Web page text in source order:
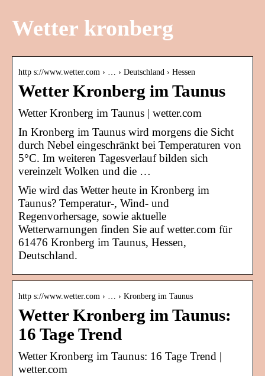
Wetter kronberg
http s://www.wetter.com › … › Deutschland › Hessen
Wetter Kronberg im Taunus
Wetter Kronberg im Taunus | wetter.com
In Kronberg im Taunus wird morgens die Sicht
durch Nebel eingeschränkt bei Temperaturen von
5°C. Im weiteren Tagesverlauf bilden sich
vereinzelt Wolken und die …
Wie wird das Wetter heute in Kronberg im
Taunus? Temperatur-, Wind- und
Regenvorhersage, sowie aktuelle
Wetterwarnungen finden Sie auf wetter.com für
61476 Kronberg im Taunus, Hessen,
Deutschland.
http s://www.wetter.com › … › Kronberg im Taunus
Wetter Kronberg im Taunus:
16 Tage Trend
Wetter Kronberg im Taunus: 16 Tage Trend |
wetter.com